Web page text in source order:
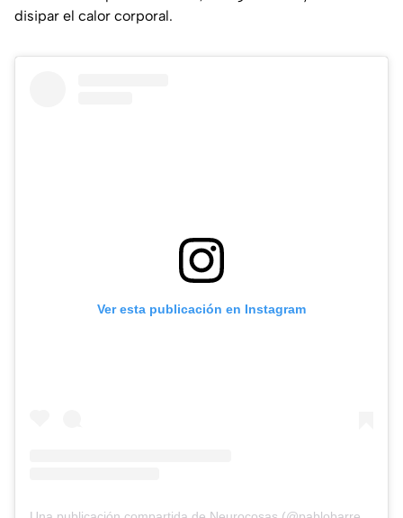
disipar el calor corporal.
Ver esta publicación en Instagram